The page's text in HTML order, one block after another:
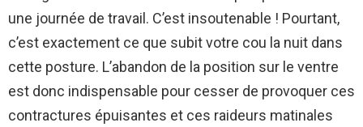
une journée de travail. C’est insoutenable ! Pourtant,
c’est exactement ce que subit votre cou la nuit dans
cette posture. L’abandon de la position sur le ventre
est donc indispensable pour cesser de provoquer ces
contractures épuisantes et ces raideurs matinales